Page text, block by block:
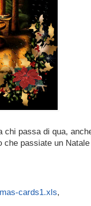
chi passa di qua,
passiate un
cards1.xls,